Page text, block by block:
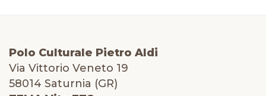
Polo Culturale Pietro Aldi
Via Vittorio Veneto 19
58014 Saturnia (GR)